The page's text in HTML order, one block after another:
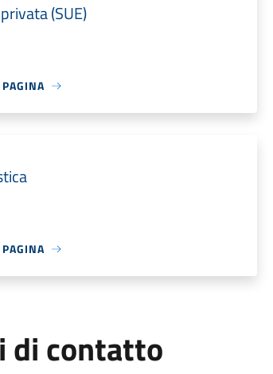
(SUE)
di contatto